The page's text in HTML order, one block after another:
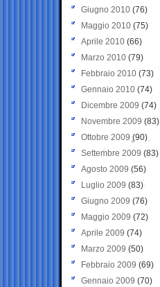
Giugno 2010 (76)
Maggio 2010 (75)
Aprile 2010 (66)
Marzo 2010 (79)
Febbraio 2010 (73)
Gennaio 2010 (74)
Dicembre 2009 (74)
Novembre 2009 (83)
Ottobre 2009 (90)
Settembre 2009 (83)
Agosto 2009 (56)
Luglio 2009 (83)
Giugno 2009 (76)
Maggio 2009 (72)
Aprile 2009 (74)
Marzo 2009 (50)
Febbraio 2009 (69)
Gennaio 2009 (70)